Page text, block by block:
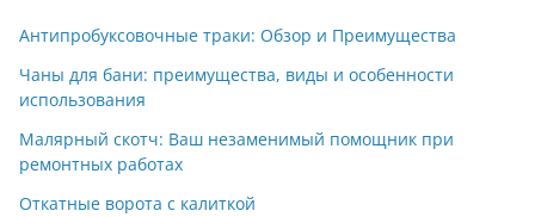
Антипробуксовочные траки: Обзор и Преимущества
Чаны для бани: преимущества, виды и особенности
использования
Малярный скотч: Ваш незаменимый помощник при
ремонтных работах
Откатные ворота с калиткой